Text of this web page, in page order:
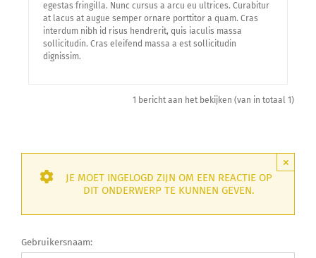
egestas fringilla. Nunc cursus a arcu eu ultrices. Curabitur
at lacus at augue semper ornare porttitor a quam. Cras
interdum nibh id risus hendrerit, quis iaculis massa
sollicitudin. Cras eleifend massa a est sollicitudin
dignissim.
1 bericht aan het bekijken (van in totaal 1)
×
JE MOET INGELOGD ZIJN OM EEN REACTIE OP
DIT ONDERWERP TE KUNNEN GEVEN.
Gebruikersnaam: